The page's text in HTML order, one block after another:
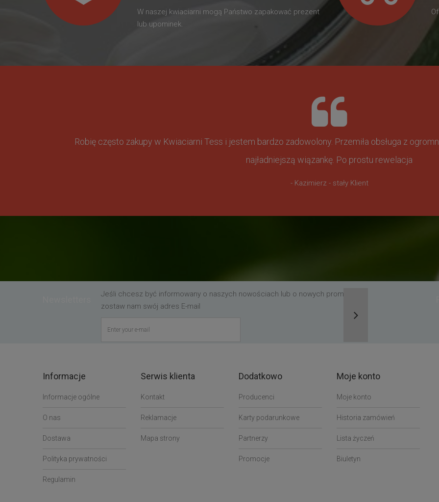
W naszej kwiaciarni mogą Państwo zapakować prezent
lub upominek.
Robię często zakupy w Kwiaciarni Tess i jestem bardzo zadowolony. Przemiła obsługa z
najładniejszą wiązankę. Po prostu rewelacja
- Kazimierz - stały Klient
Jeśli chcesz być informowany o naszych nowościach lub o nowych promocjach,
zostaw nam swój adres E-mail
Informacje
Informacje ogólne
O nas
Dostawa
Polityka prywatności
Regulamin
Serwis klienta
Kontakt
Reklamacje
Mapa strony
Dodatkowo
Producenci
Karty podarunkowe
Partnerzy
Promocje
Moje konto
Moje konto
Historia zamówień
Lista życzeń
Biuletyn